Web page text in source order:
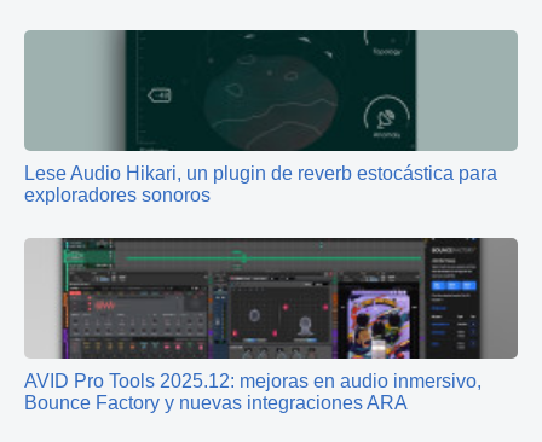
Lese Audio Hikari, un plugin de reverb estocástica para
exploradores sonoros
AVID Pro Tools 2025.12: mejoras en audio inmersivo,
Bounce Factory y nuevas integraciones ARA